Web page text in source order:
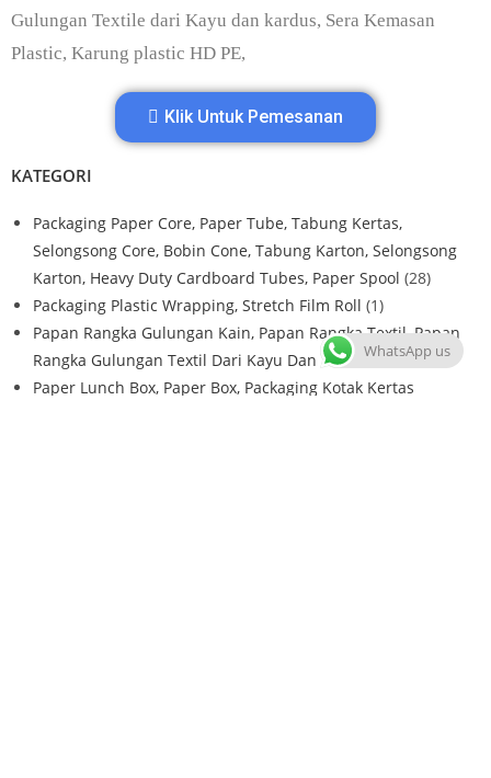
Gulungan Textile dari Kayu dan kardus, Sera Kemasan
Plastic, Karung plastic HD PE,
Klik Untuk Pemesanan
KATEGORI
Packaging Paper Core, Paper Tube, Tabung Kertas,
Selongsong Core, Bobin Cone, Tabung Karton, Selongsong
Karton, Heavy Duty Cardboard Tubes, Paper Spool (28)
Packaging Plastic Wrapping, Stretch Film Roll (1)
Papan Rangka Gulungan Kain, Papan Rangka Textil, Papan
Rangka Gulungan Textil Dari Kayu Dan Kardus (3)
Paper Lunch Box, Paper Box, Packaging Kotak Kertas
WhatsApp us